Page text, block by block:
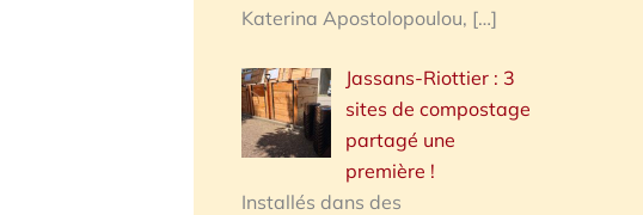
Katerina Apostolopoulou, […]
Jassans-Riottier : 3
sites de compostage
partagé une
première !
Installés dans des